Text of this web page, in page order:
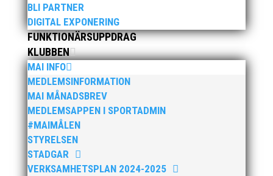
BLI PARTNER
DIGITAL EXPONERING
FUNKTIONÄRSUPPDRAG
KLUBBEN
MAI INFO
MEDLEMSINFORMATION
MAI MÅNADSBREV
MEDLEMSAPPEN I SPORTADMIN
#MAIMÅLEN
STYRELSEN
STADGAR
VERKSAMHETSPLAN 2024-2025
Klubbchef – Malmö Allmänna Idrottsförening (MAI)
Vill du vara med och skapa glädje, gemenskap och
utveckling i en av Sveriges största
friidrottsföreningar? Malmö Allmänna Idrottsförening
– MAI – söker en engagerad, strategisk,
relationsbyggande och affärsinriktad...